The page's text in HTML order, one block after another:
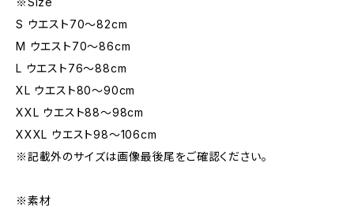
S ウエスト70～82cm
M ウエスト70～86cm
L ウエスト76～88cm
XL ウエスト80～90cm
XXL ウエスト88～98cm
XXXL ウエスト98～106cm
※記載外のサイズは画像最後尾をご確認ください。
※素材